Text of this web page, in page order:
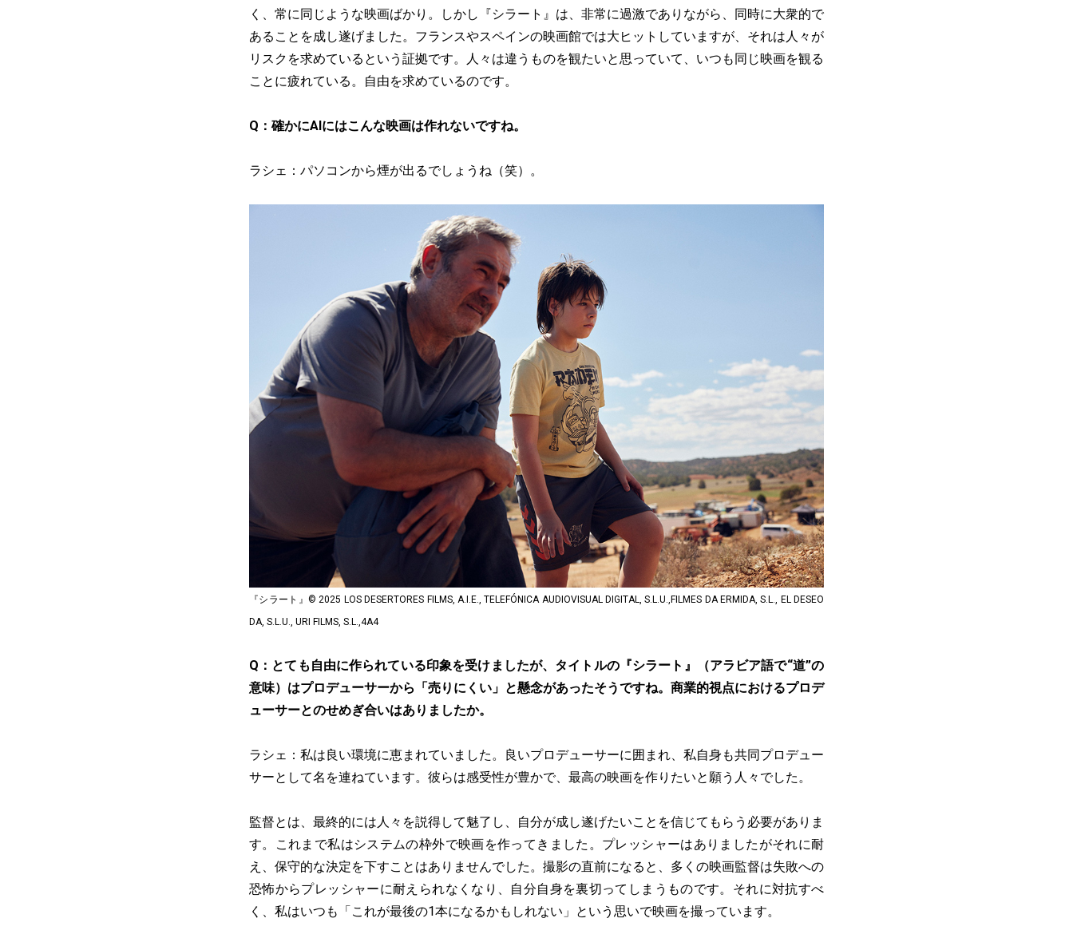
く、常に同じような映画ばかり。しかし『シラート』は、非常に過激でありながら、同時に大衆的で
あることを成し遂げました。フランスやスペインの映画館では大ヒットしていますが、それは人々が
リスクを求めているという証拠です。人々は違うものを観たいと思っていて、いつも同じ映画を観る
ことに疲れている。自由を求めているのです。
Q：確かにAIにはこんな映画は作れないですね。
ラシェ：パソコンから煙が出るでしょうね（笑）。
『シラート』© 2025 LOS DESERTORES FILMS, A.I.E., TELEFÓNICA AUDIOVISUAL DIGITAL, S.L.U.,FILMES DA ERMIDA, S.L., EL DESEO
DA, S.L.U., URI FILMS, S.L.,4A4
Q：とても自由に作られている印象を受けましたが、タイトルの『シラート』（アラビア語で“道”の
意味）はプロデューサーから「売りにくい」と懸念があったそうですね。商業的視点におけるプロデ
ューサーとのせめぎ合いはありましたか。
ラシェ：私は良い環境に恵まれていました。良いプロデューサーに囲まれ、私自身も共同プロデュー
サーとして名を連ねています。彼らは感受性が豊かで、最高の映画を作りたいと願う人々でした。
監督とは、最終的には人々を説得して魅了し、自分が成し遂げたいことを信じてもらう必要がありま
す。これまで私はシステムの枠外で映画を作ってきました。プレッシャーはありましたがそれに耐
え、保守的な決定を下すことはありませんでした。撮影の直前になると、多くの映画監督は失敗への
恐怖からプレッシャーに耐えられなくなり、自分自身を裏切ってしまうものです。それに対抗すべ
く、私はいつも「これが最後の1本になるかもしれない」という思いで映画を撮っています。